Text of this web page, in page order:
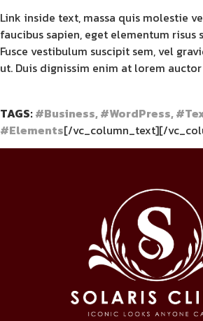
Link inside text, massa quis molestie
faucibus sapien, eget elementum risus
Fusce vestibulum suscipit sem, vel
ut. Duis dignissim enim at lorem
TAGS:#Business, #WordPress,
#Elements[/vc_column_text][/